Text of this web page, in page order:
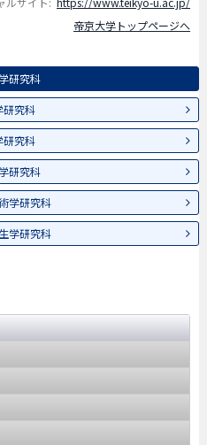
帝京大学トップページへ
研究科
研究科
研究科
研究科
学研究科
学研究科